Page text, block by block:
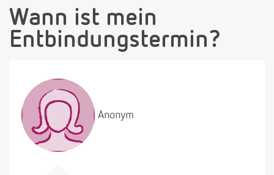
Wann ist mein
Entbindungstermin?
Anonym